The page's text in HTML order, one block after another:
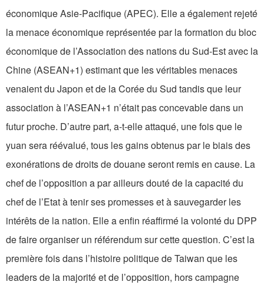
économique Asie-Pacifique (APEC). Elle a également rejeté
la menace économique représentée par la formation du bloc
économique de l’Association des nations du Sud-Est avec la
Chine (ASEAN+1) estimant que les véritables menaces
venaient du Japon et de la Corée du Sud tandis que leur
association à l’ASEAN+1 n’était pas concevable dans un
futur proche. D’autre part, a-t-elle attaqué, une fois que le
yuan sera réévalué, tous les gains obtenus par le biais des
exonérations de droits de douane seront remis en cause. La
chef de l’opposition a par ailleurs douté de la capacité du
chef de l’Etat à tenir ses promesses et à sauvegarder les
intérêts de la nation. Elle a enfin réaffirmé la volonté du DPP
de faire organiser un référendum sur cette question. C’est la
première fois dans l’histoire politique de Taiwan que les
leaders de la majorité et de l’opposition, hors campagne